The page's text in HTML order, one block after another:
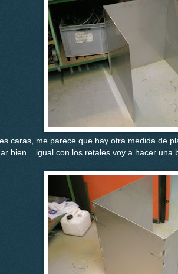
caras, me parece que hay otra medida de
bien... igual con los retales voy a hacer una